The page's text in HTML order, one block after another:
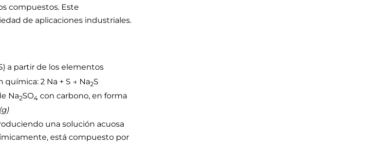
compuestos. Este
de aplicaciones industriales.
a partir de los elementos
2 Na + S → Na2S
Na2SO4 con carbono, en forma
(g)
una solución acuosa
está compuesto por